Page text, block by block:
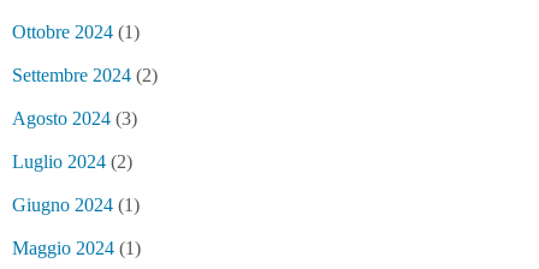
Ottobre 2024 (1)
Settembre 2024 (2)
Agosto 2024 (3)
Luglio 2024 (2)
Giugno 2024 (1)
Maggio 2024 (1)